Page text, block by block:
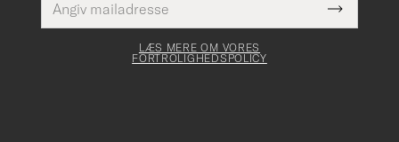
mailadresse
Dette
felt skal
Submit
Newsletter
LÆS MERE OM VORES
FORTROLIGHEDSPOLICY